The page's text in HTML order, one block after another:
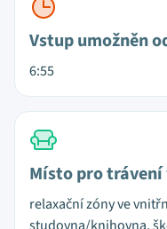
Vstup umožněn
6:55
Místo pro trávení
relaxační zóny ve